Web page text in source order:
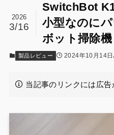
SwitchBot
小型なのに
ボット掃除機
2026
3/16
製品レビュー 2024年10月14日
当記事のリンクには広